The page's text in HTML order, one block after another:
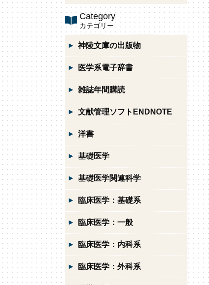
Category
カテゴリー
神陵文庫の出版物
医学系電子辞書
雑誌年間購読
文献管理ソフトENDNOTE
洋書
基礎医学
基礎医学関連科学
臨床医学：基礎系
臨床医学：一般
臨床医学：内科系
臨床医学：外科系